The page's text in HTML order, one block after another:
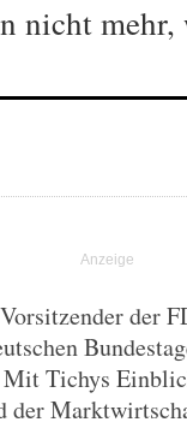
nicht mehr,
der
Tichys
der